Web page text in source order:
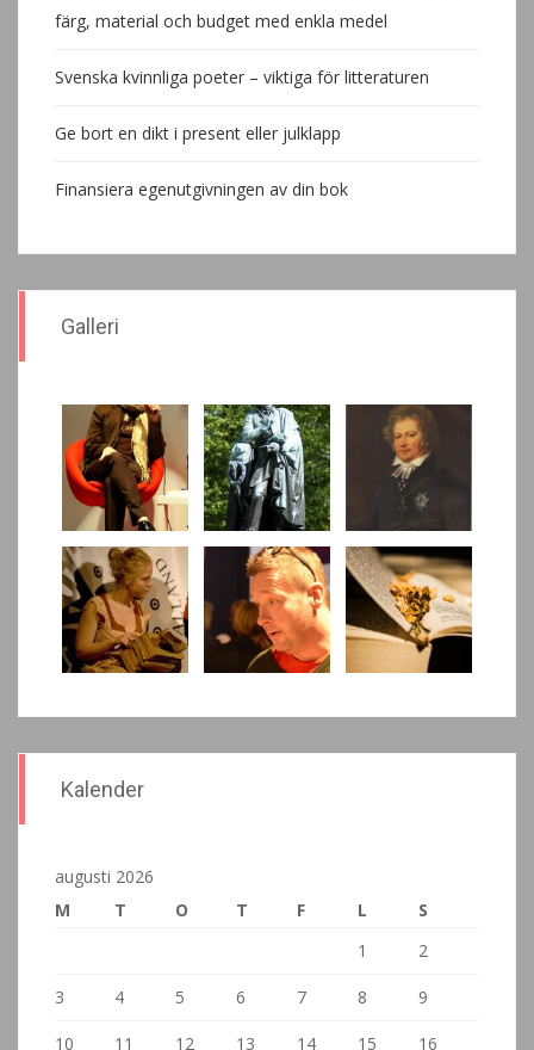
färg, material och budget med enkla medel
Svenska kvinnliga poeter – viktiga för litteraturen
Ge bort en dikt i present eller julklapp
Finansiera egenutgivningen av din bok
Galleri
Kalender
augusti 2026
M
T O T F L
S
1
2
3 4 5 6 7 8 9
10 11 12 13 14 15 16